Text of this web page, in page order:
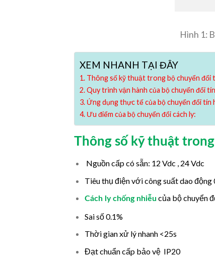
Hình 1:
XEM NHANH TẠI ĐÂY
Thông số kỹ thuật trong bộ chuyển đổi
Quy trình vận hành của bộ chuyển đổi
Ứng dụng thực tế của bộ chuyển đổi tín
Ưu điểm của bộ chuyển đổi cách ly:
Thông số kỹ thuật
Nguồn cấp có sẵn: 12 Vdc , 24 Vdc
Tiêu thụ điện với công suất dao động
Cách ly chống nhiễu của bộ chuyển
Sai số 0.1%
Thời gian xử lý nhanh <25s
Đạt chuẩn cấp bảo vệ IP20